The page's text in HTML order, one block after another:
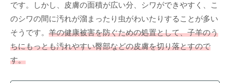
です。しかし、皮膚の面積が広い分、シワができやすく、こ
のシワの間に汚れが溜まったり虫がわいたりすることが多い
そうです。 羊の健康被害を防ぐための処置として、子羊のう
ちにもっとも汚れやすい臀部などの皮膚を切り落とすので
す。